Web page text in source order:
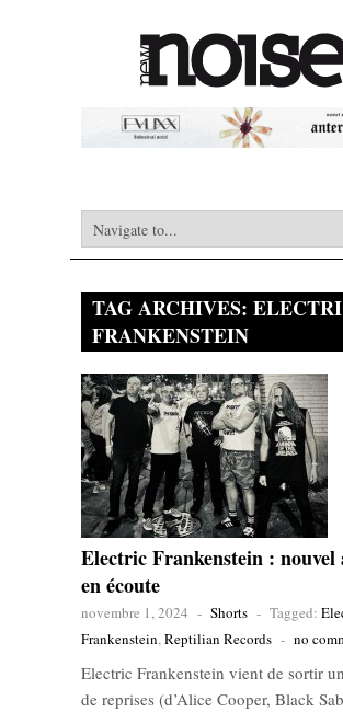
TAG ARCHIVES:
FRANKENSTEIN
Electric Frankenstein : nouvel
en écoute
novembre 1, 2024 - Shorts - Tagged:
Frankenstein,Reptilian Records - no
Electric Frankenstein vient de sortir
de reprises (d’Alice Cooper, Black